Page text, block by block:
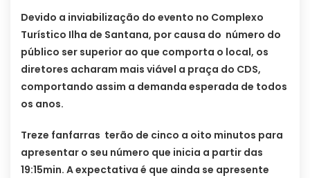
Devido a inviabilização do evento no Complexo
Turístico Ilha de Santana, por causa do número do
público ser superior ao que comporta o local, os
diretores acharam mais viável a praça do CDS,
comportando assim a demanda esperada de todos
os anos.
Treze fanfarras terão de cinco a oito minutos para
apresentar o seu número que inicia a partir das
19:15min. A expectativa é que ainda se apresente